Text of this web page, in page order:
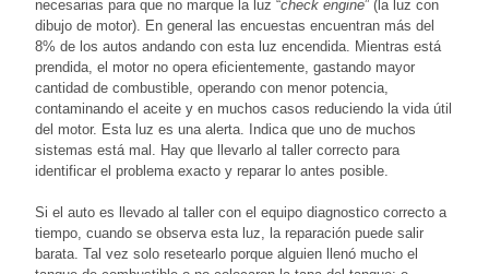
necesarias para que no marque la luz “check engine” (la luz con
dibujo de motor). En general las encuestas encuentran más del
8% de los autos andando con esta luz encendida. Mientras está
prendida, el motor no opera eficientemente, gastando mayor
cantidad de combustible, operando con menor potencia,
contaminando el aceite y en muchos casos reduciendo la vida útil
del motor. Esta luz es una alerta. Indica que uno de muchos
sistemas está mal. Hay que llevarlo al taller correcto para
identificar el problema exacto y reparar lo antes posible.
Si el auto es llevado al taller con el equipo diagnostico correcto a
tiempo, cuando se observa esta luz, la reparación puede salir
barata. Tal vez solo resetearlo porque alguien llenó mucho el